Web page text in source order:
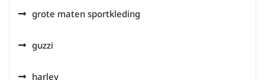
grote maten sportkleding
guzzi
harley